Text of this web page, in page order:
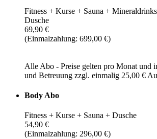
Fitness + Kurse + Sauna +
Dusche
69,90 €
(Einmalzahlung: 699,00 €)
Alle Abo - Preise gelten pro Monat und
und Betreuung zzgl. einmalig 25,00 €
Body Abo
Fitness + Kurse + Sauna + Dusche
54,90 €
(Einmalzahlung: 296,00 €)